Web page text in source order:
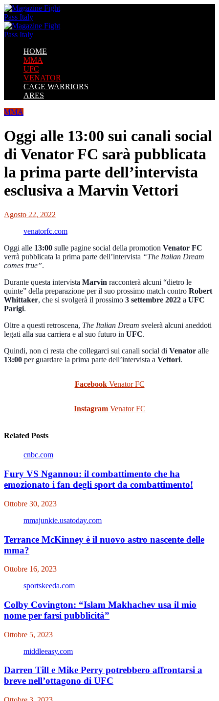
HOME
MMA
UFC
VENATOR
CAGE WARRIORS
ARES
MMA
Oggi alle 13:00 sui canali social
di Venator FC sarà pubblicata
la prima parte dell’intervista
esclusiva a Marvin Vettori
Agosto 22, 2022
venatorfc.com
Oggi alle 13:00 sulle pagine social della promotion Venator FC
verrà pubblicata la prima parte dell’intervista “The Italian Dream
comes true”.
Durante questa intervista Marvin racconterà alcuni “dietro le
quinte” della preparazione per il suo prossimo match contro Robert
Whittaker, che si svolgerà il prossimo 3 settembre 2022 a UFC
Parigi.
Oltre a questi retroscena, The Italian Dream svelerà alcuni aneddoti
legati alla sua carriera e al suo futuro in UFC.
Quindi, non ci resta che collegarci sui canali social di Venator alle
13:00 per guardare la prima parte dell’intervista a Vettori.
FacebookVenator FC
InstagramVenator FC
Related Posts
cnbc.com
Fury VS Ngannou: il combattimento che ha
emozionato i fan degli sport da combattimento!
Ottobre 30, 2023
mmajunkie.usatoday.com
Terrance McKinney è il nuovo astro nascente delle
mma?
Ottobre 16, 2023
sportskeeda.com
Colby Covington: “Islam Makhachev usa il mio
nome per farsi pubblicità”
Ottobre 5, 2023
middleeasy.com
Darren Till e Mike Perry potrebbero affrontarsi a
breve nell’ottagono di UFC